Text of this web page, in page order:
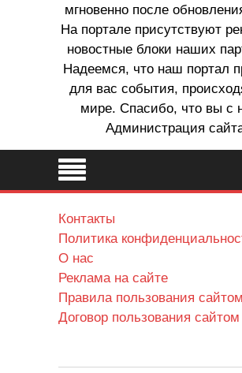
мгновенно после
На портале присутствуют
новостные блоки наших
Надеемся, что наш портал
для вас события,
мире. Спасибо, что вы с
Администрация
Контакты
Политика
О нас
Реклама на сайте
Правила пользования сайтом
Договор пользования сайтом